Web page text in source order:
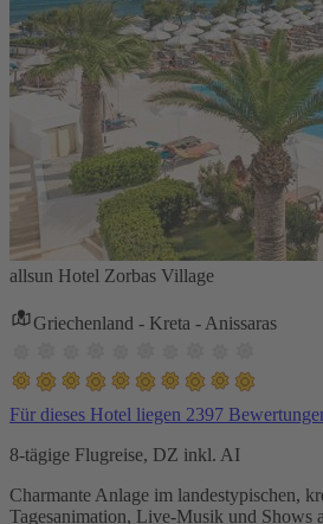
allsun Hotel Zorbas Village
Griechenland - Kreta - Anissaras
Für dieses Hotel liegen 2397
8-tägige Flugreise, DZ inkl. AI
Charmante Anlage im landestypischen,
Tagesanimation, Live-Musik und Shows